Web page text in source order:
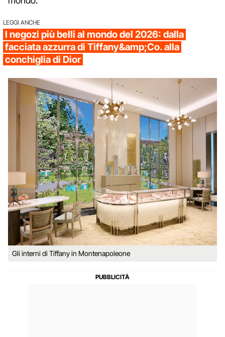
LEGGI ANCHE
I negozi più belli al mondo del 2026: dalla
facciata azzurra di Tiffany&amp;Co. alla
conchiglia di Dior
Gli interni di Tiffany in Montenapoleone